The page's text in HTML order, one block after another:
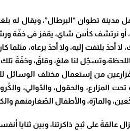
تطوان “البرطال”، ويقال له
أو نرتشف كأسَ شاي، يقفز فى خفّة
لا أحدَ يلتفت إليه، ولا أحدَ يرعاه،
لنا هلعَ، وقلقَ، وخفّةَ
من إستعمال مختلف الوسائل
المزارع، والحقول، والدّوالي،
والمارّة، والأطفال الصّغارمنهم
عالقةَ على ثبج ذاكرتنا، وبين ثنايا